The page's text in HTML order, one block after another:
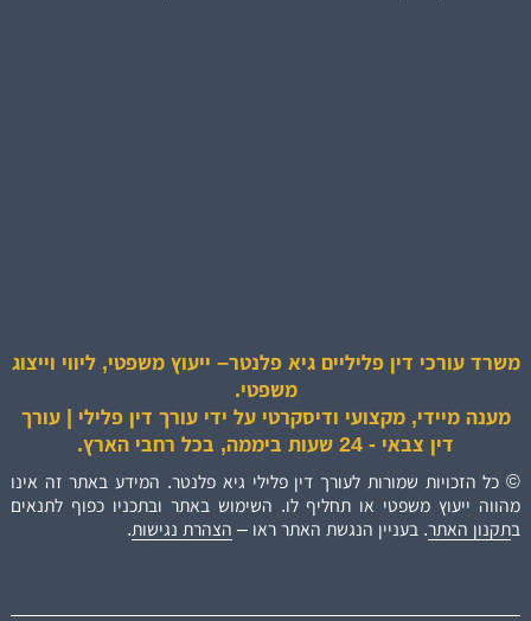
משרד עורכי דין פליליים גיא פלנטר– ייעוץ משפטי, ליווי וייצוג
משפטי.
מענה מיידי, מקצועי ודיסקרטי על ידי עורך דין פלילי | עורך
דין צבאי - 24 שעות ביממה, בכל רחבי הארץ.
© כל הזכויות שמורות לעורך דין פלילי גיא פלנטר. המידע באתר זה אינו
מהווה ייעוץ משפטי או תחליף לו. השימוש באתר ובתכניו כפוף לתנאים
בתקנון האתר. בעניין הנגשת האתר ראו – הצהרת נגישות.